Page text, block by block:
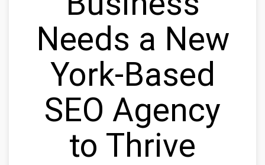
Needs a New
York-Based
SEO Agency
to Thrive